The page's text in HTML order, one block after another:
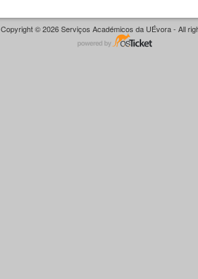
Copyright © 2026 Serviços Académicos da UÉvora - All